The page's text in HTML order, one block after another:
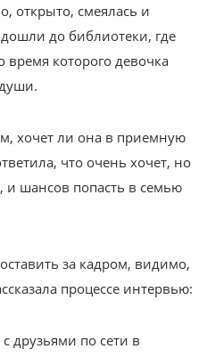
открыто, смеялась и
до библиотеки, где
которого девочка
хочет ли она в приемную
что очень хочет, но
и шансов попасть в семью
за кадром, видимо,
процессе интервью:
друзьями по сети в